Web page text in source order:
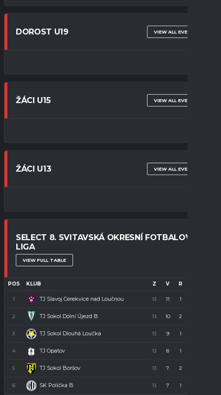
DOROST U19 VIEW ALL EVENTS
ŽÁCI U15 VIEW ALL EVENTS
ŽÁCI U13 VIEW ALL EVENTS
SELECT 8. SVITAVSKÁ OKRESNÍ FOTBALOVÁ
LIGA
VIEW FULL TABLE
POS KLUB Z V R
1 TJ Slavoj Cerekvice nad Loučnou 13 11 1
2 TJ Sokol Dolní Újezd B 13 10 2
3 TJ Sokol Dlouhá Loučka 13 9 1
4 TJ Opatov 13 8 1
5 TJ Sokol Boršov 13 7 2
6 SK Polička B 13 7 1